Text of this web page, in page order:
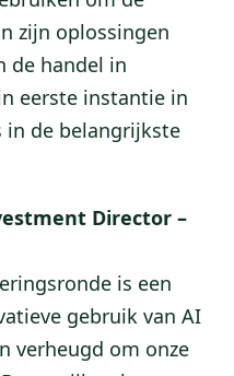
zijn oplossingen
de handel in
eerste instantie in
in de belangrijkste
Director –
is een
gebruik van AI
verheugd om onze